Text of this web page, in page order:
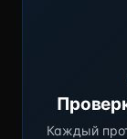
Каждый